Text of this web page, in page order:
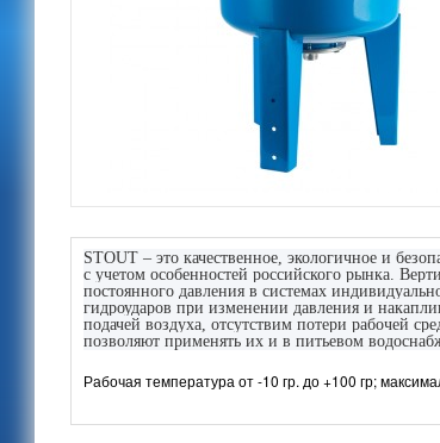
STOUT – это качественное, экологичное и
с учетом особенностей российского рынка.
постоянного давления в системах
гидроударов при изменении давления и
подачей воздуха, отсутствим потери рабочей
позволяют применять их и в питьевом
Рабочая температура от -10 гр. до +100 гр;